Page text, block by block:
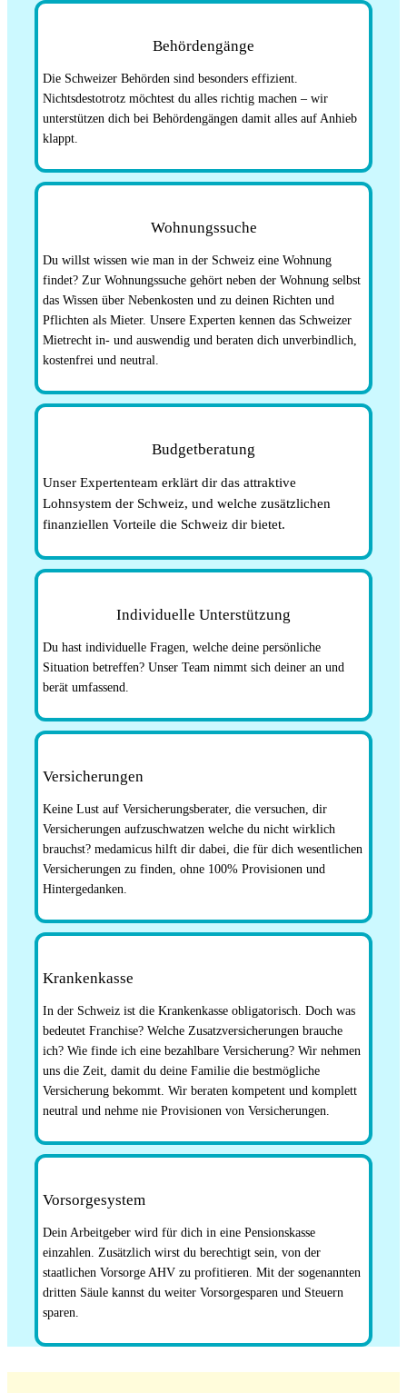
Behördengänge
Die Schweizer Behörden sind besonders effizient.
Nichtsdestotrotz möchtest du alles richtig machen – wir
unterstützen dich bei Behördengängen damit alles auf Anhieb
klappt.
Wohnungssuche
Du willst wissen wie man in der Schweiz eine Wohnung
findet? Zur Wohnungssuche gehört neben der Wohnung selbst
das Wissen über Nebenkosten und zu deinen Richten und
Pflichten als Mieter. Unsere Experten kennen das Schweizer
Mietrecht in- und auswendig und beraten dich unverbindlich,
kostenfrei und neutral.
Budgetberatung
Unser Expertenteam erklärt dir das attraktive
Lohnsystem der Schweiz, und welche zusätzlichen
finanziellen Vorteile die Schweiz dir bietet.
Individuelle Unterstützung
Du hast individuelle Fragen, welche deine persönliche
Situation betreffen? Unser Team nimmt sich deiner an und
berät umfassend.
Versicherungen
Keine Lust auf Versicherungsberater, die versuchen, dir
Versicherungen aufzuschwatzen welche du nicht wirklich
brauchst? medamicus hilft dir dabei, die für dich wesentlichen
Versicherungen zu finden, ohne 100% Provisionen und
Hintergedanken.
Krankenkasse
In der Schweiz ist die Krankenkasse obligatorisch. Doch was
bedeutet Franchise? Welche Zusatzversicherungen brauche
ich? Wie finde ich eine bezahlbare Versicherung? Wir nehmen
uns die Zeit, damit du deine Familie die bestmögliche
Versicherung bekommt. Wir beraten kompetent und komplett
neutral und nehme nie Provisionen von Versicherungen.
Vorsorgesystem
Dein Arbeitgeber wird für dich in eine Pensionskasse
einzahlen. Zusätzlich wirst du berechtigt sein, von der
staatlichen Vorsorge AHV zu profitieren. Mit der sogenannten
dritten Säule kannst du weiter Vorsorgesparen und Steuern
sparen.